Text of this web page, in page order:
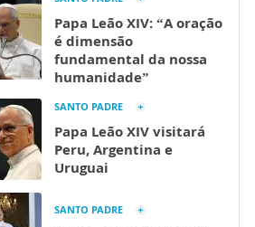
Papa Leão XIV: “A oração
é dimensão
fundamental da nossa
humanidade”
SANTO PADRE
Papa Leão XIV visitará
Peru, Argentina e
Uruguai
SANTO PADRE